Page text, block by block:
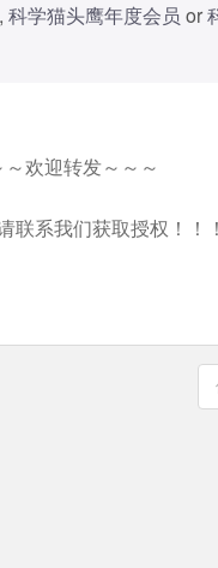
, 科学猫头鹰年度会员 or
～欢迎转发～～～
联系我们获取授权！！！